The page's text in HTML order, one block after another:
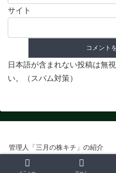
サイト
日本語が含まれない投稿は無
い。（スパム対策）
管理人「三月の株キチ」の紹介
© 2018 優待投資